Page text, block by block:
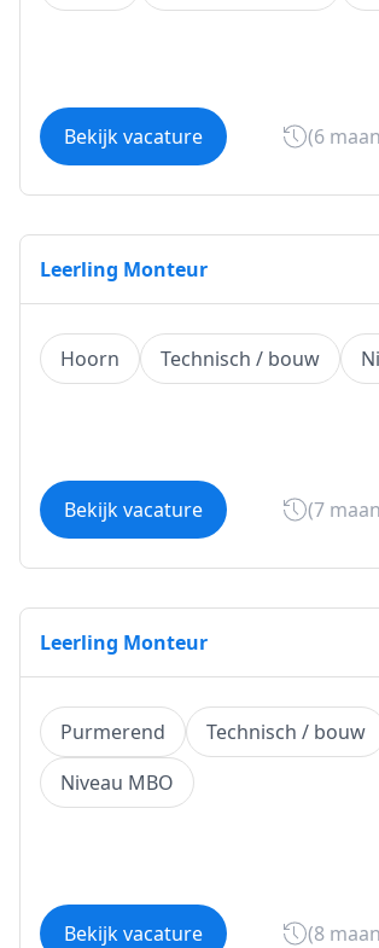
Bekijk vacature (6
Leerling Monteur
Hoorn Technisch / bouw
Bekijk vacature (7
Leerling Monteur
Purmerend
Technisch / bouw
Niveau MBO
Bekijk vacature (8